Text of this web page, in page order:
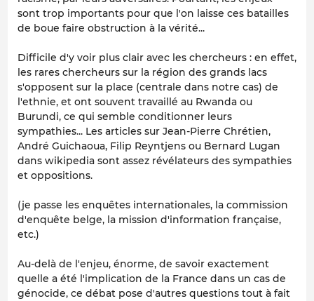
sont trop importants pour que l'on laisse ces batailles
de boue faire obstruction à la vérité...
Difficile d'y voir plus clair avec les chercheurs : en effet,
les rares chercheurs sur la région des grands lacs
s'opposent sur la place (centrale dans notre cas) de
l'ethnie, et ont souvent travaillé au Rwanda ou
Burundi, ce qui semble conditionner leurs
sympathies... Les articles sur Jean-Pierre Chrétien,
André Guichaoua, Filip Reyntjens ou Bernard Lugan
dans wikipedia sont assez révélateurs des sympathies
et oppositions.
(je passe les enquêtes internationales, la commission
d'enquête belge, la mission d'information française,
etc.)
Au-delà de l'enjeu, énorme, de savoir exactement
quelle a été l'implication de la France dans un cas de
génocide, ce débat pose d'autres questions tout à fait